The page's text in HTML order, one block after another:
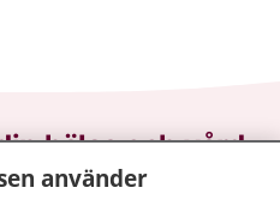
hälsa och vård
och information om
använder